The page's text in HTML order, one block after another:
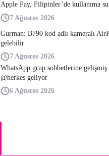
Apple Pay, Filipinler’de kullanıma
7 Ağustos 2026
Gurman: B790 kod adlı kameralı
gelebilir
7 Ağustos 2026
WhatsApp grup sohbetlerine gelişmiş
@herkes geliyor
6 Ağustos 2026